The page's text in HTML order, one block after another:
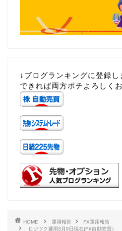
↓ブログランキングに登録し
できれば両方ポチよろしく
HOME 運用報告
FX運用報告
ロジツク運用3月9日現在(FX自動売買）